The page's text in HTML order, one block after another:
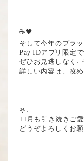
☕️🖤
そして今年のブラ
Pay IDアプリ限定
ぜひお見逃しなく˒ ᵕ̈
詳しい内容は、改
𖤐˒˒
11月も引き続きご
どうぞよろしくお